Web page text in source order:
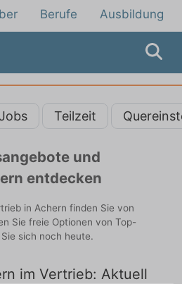
Berufe Ausbildung
Teilzeit
und
entdecken
in Achern finden Sie von
Sie freie Optionen von Top-
sich noch heute.
im Vertrieb: Aktuell